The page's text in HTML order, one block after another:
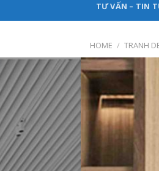
TƯ VẤN – TIN
HOME / TRANH